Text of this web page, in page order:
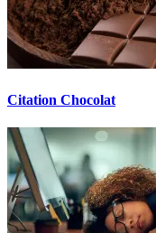
Citation Chocolat